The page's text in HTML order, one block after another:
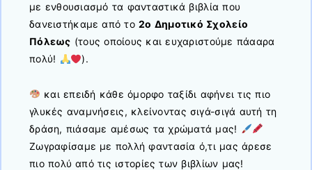
με ενθουσιασμό τα φανταστικά βιβλία που
δανειστήκαμε από το2ο Δημοτικό Σχολείο
Πόλεως (τους οποίους και ευχαριστούμε πάααρα
πολύ!
).
και επειδή κάθε όμορφο ταξίδι αφήνει τις πιο
γλυκές αναμνήσεις, κλείνοντας σιγά-σιγά αυτή τη
δράση, πιάσαμε αμέσως τα χρώματά μας!
Ζωγραφίσαμε με πολλή φαντασία ό,τι μας άρεσε
πιο πολύ από τις ιστορίες των βιβλίων μας!